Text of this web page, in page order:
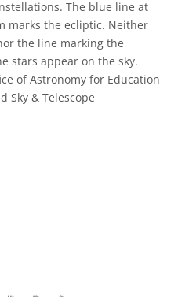
The blue line at
marks the ecliptic. Neither
the line marking the
stars appear on the sky.
of Astronomy for Education
Sky & Telescope